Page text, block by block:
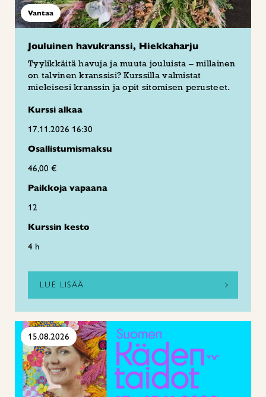
Vantaa
Jouluinen havukranssi, Hiekkaharju
Tyylikkäitä havuja ja muuta jouluista – millainen
on talvinen kranssisi? Kurssilla valmistat
mieleisesi kranssin ja opit sitomisen perusteet.
Kurssi alkaa
17.11.2026 16:30
Osallistumismaksu
46,00 €
Paikkoja vapaana
12
Kurssin kesto
4 h
LUE LISÄÄ
15.08.2026